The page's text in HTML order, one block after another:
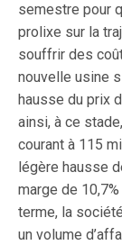
semestre pour
prolixe sur la
souffrir des
nouvelle usine
hausse du prix
ainsi, à ce
courant à 115
légère hausse
marge de
terme, la
un volume